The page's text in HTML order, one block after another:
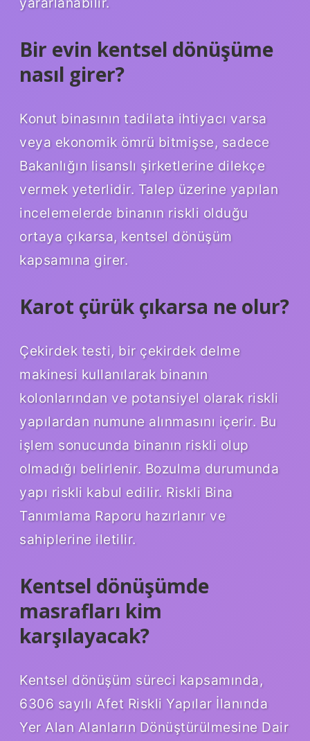
Bir evin kentsel dönüşüme
nasıl girer?
Konut binasının tadilata ihtiyacı varsa
veya ekonomik ömrü bitmişse, sadece
Bakanlığın lisanslı şirketlerine dilekçe
vermek yeterlidir. Talep üzerine yapılan
incelemelerde binanın riskli olduğu
ortaya çıkarsa, kentsel dönüşüm
kapsamına girer.
Karot çürük çıkarsa ne olur?
Çekirdek testi, bir çekirdek delme
makinesi kullanılarak binanın
kolonlarından ve potansiyel olarak riskli
yapılardan numune alınmasını içerir. Bu
işlem sonucunda binanın riskli olup
olmadığı belirlenir. Bozulma durumunda
yapı riskli kabul edilir. Riskli Bina
Tanımlama Raporu hazırlanır ve
sahiplerine iletilir.
Kentsel dönüşümde
masrafları kim
karşılayacak?
Kentsel dönüşüm süreci kapsamında,
6306 sayılı Afet Riskli Yapılar İlanında
Yer Alan Alanların Dönüştürülmesine Dair